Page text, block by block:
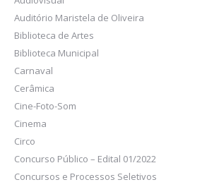
Auditório Maristela de Oliveira
Biblioteca de Artes
Biblioteca Municipal
Carnaval
Cerâmica
Cine-Foto-Som
Cinema
Circo
Concurso Público – Edital 01/2022
Concursos e Processos Seletivos